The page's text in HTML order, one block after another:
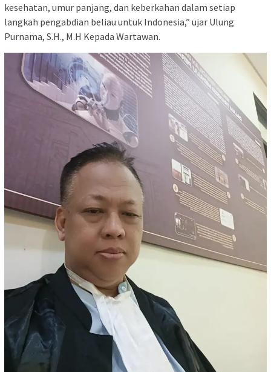
kesehatan, umur panjang, dan keberkahan dalam setiap
langkah pengabdian beliau untuk Indonesia,” ujar Ulung
Purnama, S.H., M.H Kepada Wartawan.